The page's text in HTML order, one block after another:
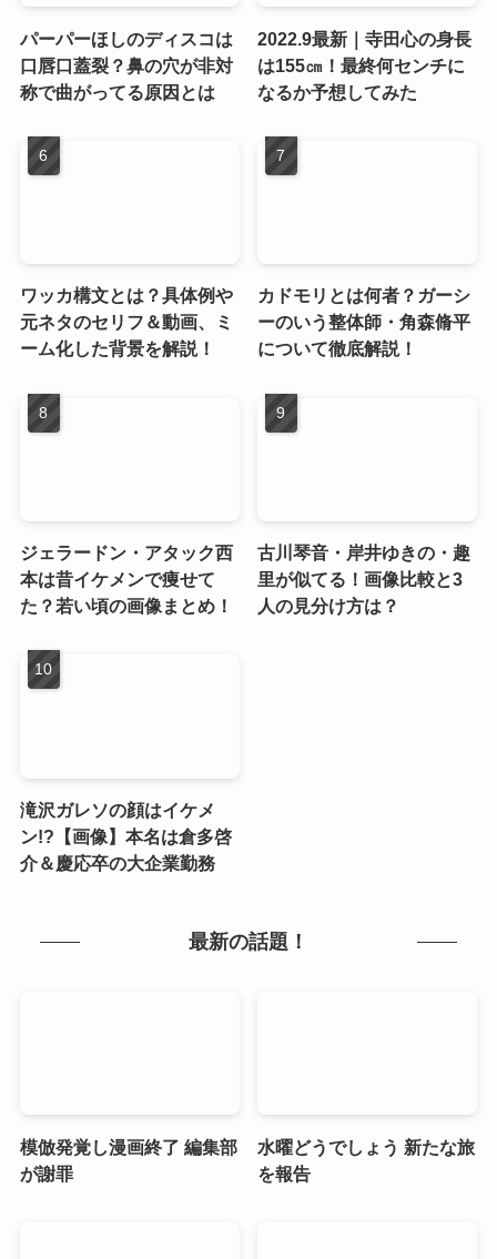
パーパーほしのディスコは
口唇口蓋裂？鼻の穴が非対
称で曲がってる原因とは
2022.9最新｜寺田心の身長
は155㎝！最終何センチに
なるか予想してみた
ワッカ構文とは？具体例や
元ネタのセリフ＆動画、ミ
ーム化した背景を解説！
カドモリとは何者？ガーシ
ーのいう整体師・角森脩平
について徹底解説！
ジェラードン・アタック西
本は昔イケメンで痩せて
た？若い頃の画像まとめ！
古川琴音・岸井ゆきの・趣
里が似てる！画像比較と3
人の見分け方は？
滝沢ガレソの顔はイケメ
ン!?【画像】本名は倉多啓
介＆慶応卒の大企業勤務
最新の話題！
模倣発覚し漫画終了 編集部
が謝罪
水曜どうでしょう 新たな旅
を報告